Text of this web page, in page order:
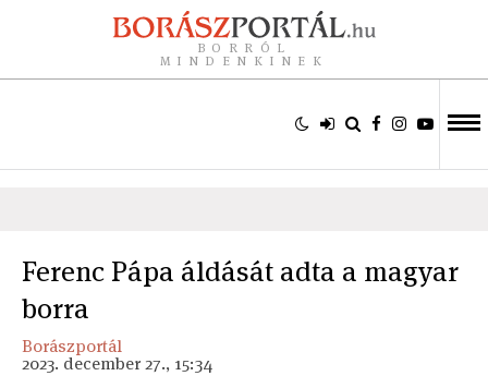
BORRÓL
MINDENKINEK
Ferenc Pápa áldását adta a magyar
borra
Borászportál
2023. december 27., 15:34